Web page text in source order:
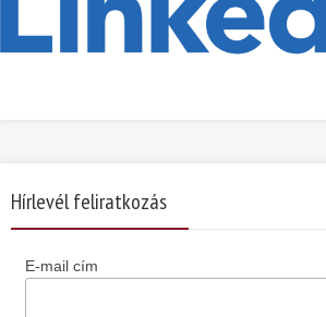
Hírlevél feliratkozás
E-mail cím